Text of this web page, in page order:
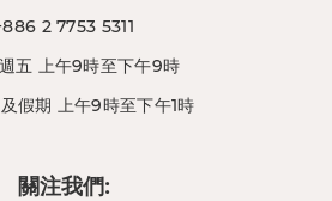
2 7753 5311
五 上午9時至下午9時
假期 上午9時至下午1時
關注我們: